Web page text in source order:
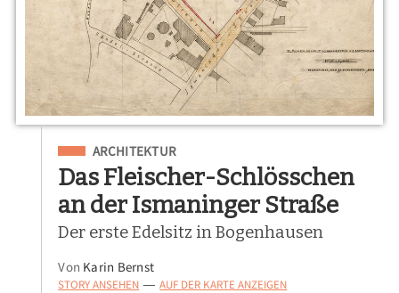
Eingeordnet unter
ARCHITEKTUR
Das Fleischer-Schlösschen
an der Ismaninger Straße
Der erste Edelsitz in Bogenhausen
Von Karin Bernst
STORY ANSEHEN — AUF DER KARTE ANZEIGEN